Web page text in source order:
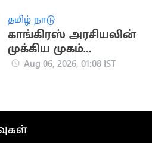
தமிழ் நாடு
காங்கிரஸ் அரசியலின்
முக்கிய முகம்
கே.வி.தங்கபாலு
Aug 06, 2026, 01:08 IST